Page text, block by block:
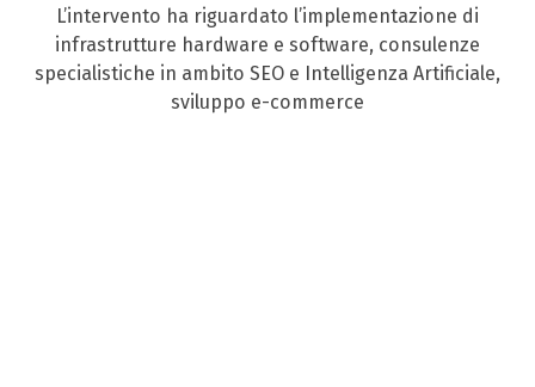
L’intervento ha riguardato l’implementazione di
infrastrutture hardware e software, consulenze
specialistiche in ambito SEO e Intelligenza Artificiale,
sviluppo e-commerce